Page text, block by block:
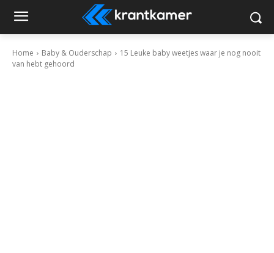
Home Baby & Ouderschap
15 Leuke baby weetjes waar je nog nooit
van hebt gehoord